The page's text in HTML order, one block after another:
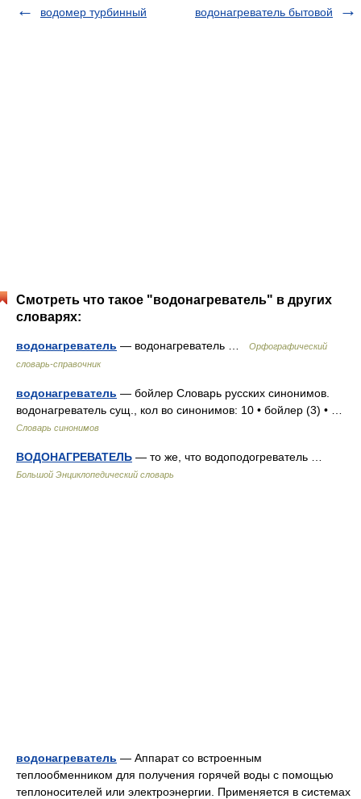
водомер турбинный водонагреватель бытовой
Смотреть что такое "водонагреватель" в других
словарях:
водонагреватель — водонагреватель …
Орфографический
словарь-справочник
водонагреватель — бойлер Словарь русских синонимов.
водонагреватель сущ., кол во синонимов: 10 • бойлер (3) • …
Словарь синонимов
ВОДОНАГРЕВАТЕЛЬ — то же, что водоподогреватель …
Большой Энциклопедический словарь
водонагреватель — Аппарат со встроенным
теплообменником для получения горячей воды с помощью
теплоносителей или электроэнергии. Применяется в системах